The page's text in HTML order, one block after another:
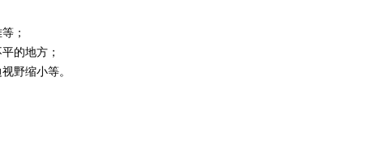
；
的地方；
野缩小等。